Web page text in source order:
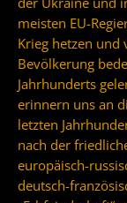
meisten EU-
Krieg hetzen und
Bevölkerung
Jahrhunderts
erinnern uns an
letzten
nach der
europäisch-
deutsch-